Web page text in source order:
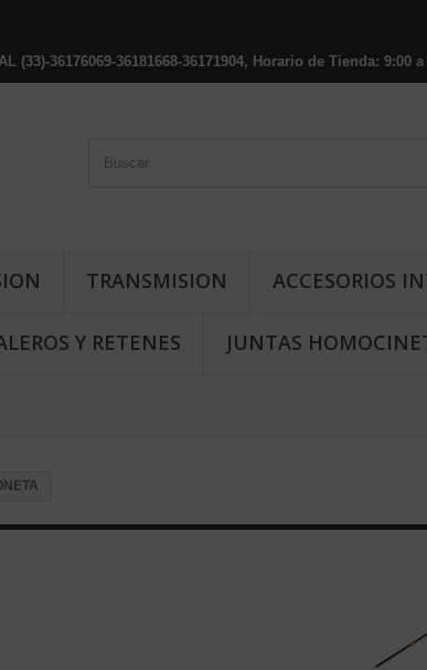
(33)-36176069-36181668-36171904, Horario de Tienda:
TRANSMISION ACCESORIOS
Y RETENES JUNTAS